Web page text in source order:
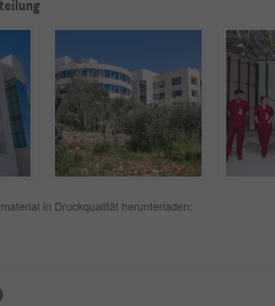
in Druckqualität herunterladen: